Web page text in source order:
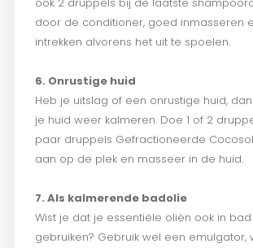
ook 2 druppels bij de laatste
door de conditioner, goed inmasseren
intrekken alvorens het uit te spoelen.
6. Onrustige huid
Heb je uitslag of een onrustige huid,
je huid weer kalmeren. Doe 1 of 2
paar druppels Gefractioneerde
aan op de plek en masseer in de huid.
7. Als kalmerende badolie
Wist je dat je essentiële oliën ook in bad
gebruiken? Gebruik wel een emulgator,